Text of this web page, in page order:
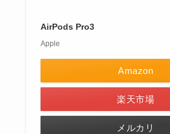
AirPods Pro3
Apple
Amazon
楽天市場
メルカリ